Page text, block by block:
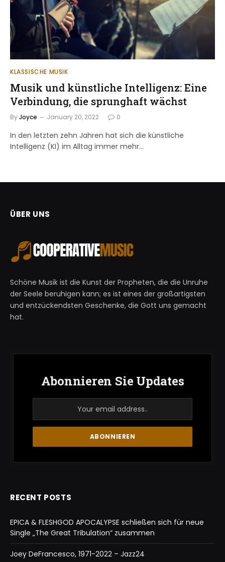
KLASSISCHE MUSIK
Musik und künstliche Intelligenz: Eine
Verbindung, die sprunghaft wächst
ByJoyce January 20, 2022 0
In den letzten zehn Jahren hat sich die künstliche
Intelligenz (KI) im Alltag immer mehr…
ÜBER UNS
Schöne Musik ist die Kunst der Propheten, die die Unruhe
der Seele beruhigen kann; es ist eines der großartigsten
und entzückendsten Geschenke, die Gott uns gemacht
hat.
Abonnieren Sie Updates
RECENT POSTS
EPICA & FLESHGOD APOCALYPSE schließen sich für neue
Single „The Great Tribulation“ zusammen
Joey DeFrancesco, 1971-2022 – Jazz24